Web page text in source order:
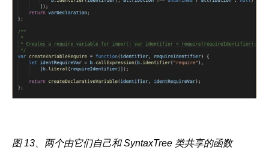
图 13、两个由它们自己和 SyntaxTree 类共享的函数